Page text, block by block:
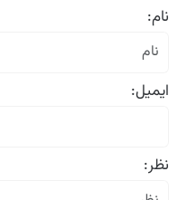
نام:
ایمیل:
نظر: